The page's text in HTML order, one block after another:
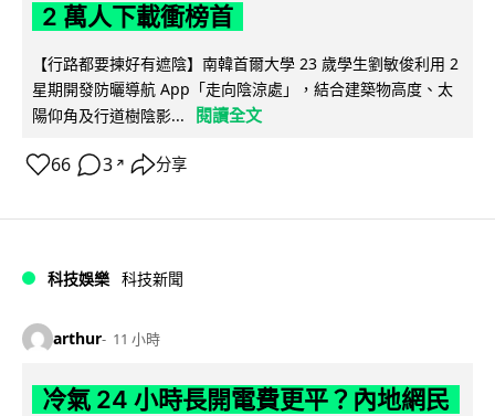
2 萬人下載衝榜首
【行路都要揀好有遮陰】南韓首爾大學 23 歲學生劉敏俊利用 2
星期開發防曬導航 App「走向陰涼處」，結合建築物高度、太
陽仰角及行道樹陰影...
閱讀全文
66 3 ↗ 分享
科技娛樂 科技新聞
arthur 11 小時
冷氣 24 小時長開電費更平？內地網民